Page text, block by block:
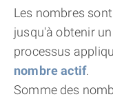
Les nombres
jusqu'à obtenir
processus
nombre actif.
Somme des